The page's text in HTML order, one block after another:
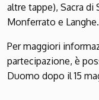
altre tappe), Sacra di
Monferrato e Langhe.
Per maggiori
partecipazione, è
Duomo dopo il 15